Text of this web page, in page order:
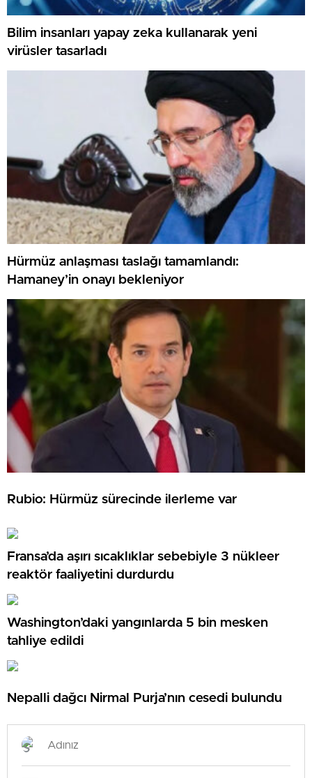
Bilim insanları yapay zeka kullanarak yeni
virüsler tasarladı
Hürmüz anlaşması taslağı tamamlandı:
Hamaney’in onayı bekleniyor
Rubio: Hürmüz sürecinde ilerleme var
Fransa’da aşırı sıcaklıklar sebebiyle 3 nükleer
reaktör faaliyetini durdurdu
Washington’daki yangınlarda 5 bin mesken
tahliye edildi
Nepalli dağcı Nirmal Purja’nın cesedi bulundu